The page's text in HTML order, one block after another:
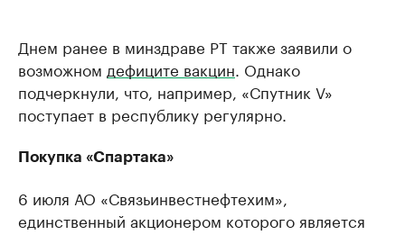
Днем ранее в минздраве РТ также заявили о
возможном дефиците вакцин . Однако
подчеркнули, что, например, «Спутник V»
поступает в республику регулярно.
Покупка «Спартака»
6 июля АО «Связьинвестнефтехим»,
единственный акционером которого является